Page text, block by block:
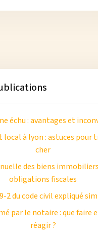
échu : avantages et
local à lyon : astuces pour
cher
des biens
obligations fiscales
2 du code civil expliqué
par le notaire : que faire
réagir ?